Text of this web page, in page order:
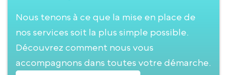
Nous tenons à ce que la mise en place de
nos services soit la plus simple possible.
Découvrez comment nous vous
accompagnons dans toutes votre démarche.